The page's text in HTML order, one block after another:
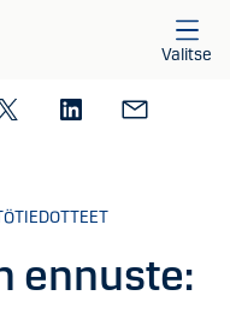
Valitse
ennuste: